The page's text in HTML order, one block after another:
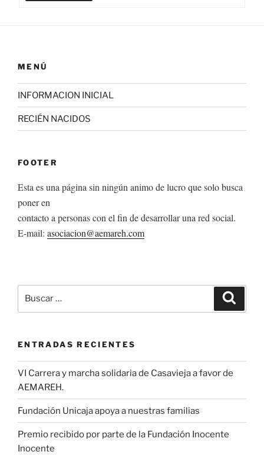
MENÚ
INFORMACION INICIAL
RECIÉN NACIDOS
FOOTER
Esta es una página sin ningún animo de lucro que solo busca
poner en
contacto a personas con el fin de desarrollar una red social.
E-mail: asociacion@aemareh.com
por:
ENTRADAS RECIENTES
VI Carrera y marcha solidaria de Casavieja a favor de
AEMAREH.
Fundación Unicaja apoya a nuestras familias
Premio recibido por parte de la Fundación Inocente
Inocente